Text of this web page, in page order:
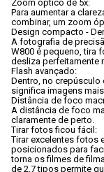
Zoom óptico de 5x:
Para aumentar a
combinar, um zoom
Design compacto -
A fotografia de
W800 é pequeno, tira
desliza perfeitamente
Flash avançado:
Dentro, no crepúsculo
significa imagens
Distância de foco
A distância de foco
claramente de perto.
Tirar fotos ficou fácil:
Tirar excelentes fotos
posicionados para
torna os filmes de
de 2.7 tipos permite